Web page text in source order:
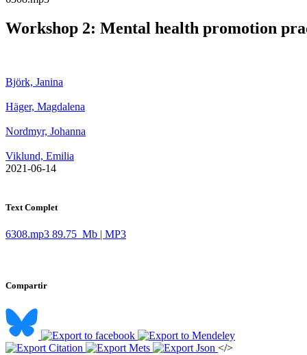
Workshop 2: Mental health promotion
Björk, Janina
Häger, Magdalena
Nordmyr, Johanna
Viklund, Emilia
​ 2021-06-14
Text Complet
6308.mp3 89.75 Mb | MP3
Compartir
</>